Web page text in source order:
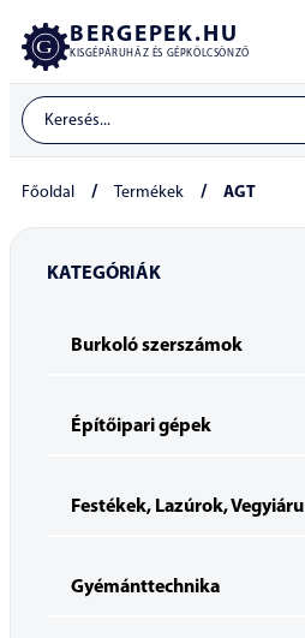
BERGEPEK.HU
KISGÉPÁRUHÁZ ÉS GÉPKÖLCSÖNZŐ
Főoldal / Termékek / AGT
KATEGÓRIÁK
Burkoló szerszámok
Építőipari gépek
Festékek, Lazúrok, Vegyiáru
Gyémánttechnika